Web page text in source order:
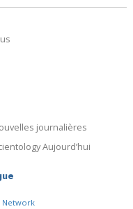
journalières
Aujourd’hui
Network